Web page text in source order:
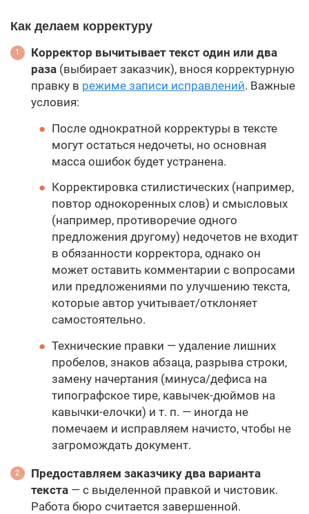
Как делаем корректуру
Корректор вычитывает текст один или два
раза (выбирает заказчик), внося корректурную
правку в режиме записи исправлений. Важные
условия:
После однократной корректуры в тексте
могут остаться недочеты, но основная
масса ошибок будет устранена.
Корректировка стилистических (например,
повтор однокоренных слов) и смысловых
(например, противоречие одного
предложения другому) недочетов не входит
в обязанности корректора, однако он
может оставить комментарии с вопросами
или предложениями по улучшению текста,
которые автор учитывает/отклоняет
самостоятельно.
Технические правки — удаление лишних
пробелов, знаков абзаца, разрыва строки,
замену начертания (минуса/дефиса на
типографское тире, кавычек-дюймов на
кавычки-елочки) и т. п. — иногда не
помечаем и исправляем начисто, чтобы не
загромождать документ.
Предоставляем заказчику два варианта
текста — с выделенной правкой и чистовик.
Работа бюро считается завершенной.